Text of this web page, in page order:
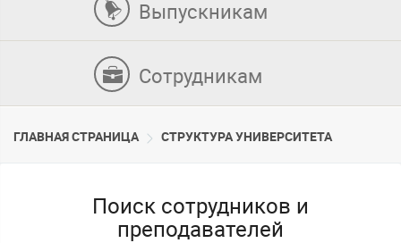
Выпускникам
Сотрудникам
ГЛАВНАЯ СТРАНИЦА CТРУКТУРА УНИВЕРСИТЕТА
Поиск сотрудников и
преподавателей